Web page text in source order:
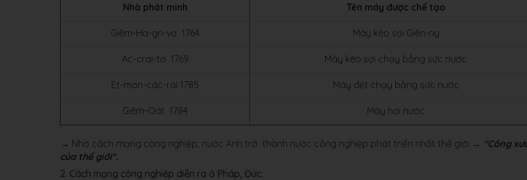
Nhà phát minh Tên máy được chế tạo
Giêm-Ha-gri-vơ 1764 Máy kéo sợi Giên-ny
Ac-crai-tơ 1769 Máy kéo sợi chạy bằng sức nước
Et-mơn-các-rai 1785 Máy dệt chạy bằng sức nước
Giêm-Oát 1784 Máy hơi nước
→ Nhờ cách mạng công nghiệp, nước Anh trở thành nước công nghiệp phát triển nhất thế giới → "Công
của thế giới".
2. Cách mạng công nghiệp diễn ra ở Pháp, Đức: